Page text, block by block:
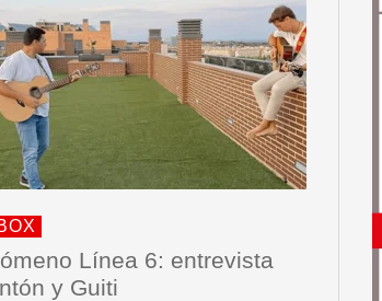
Línea 6: entrevista
y Guiti